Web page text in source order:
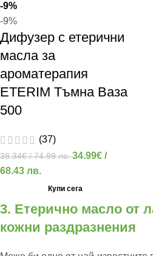
-9%
-9%
Дифузер с етерични
масла за
ароматерапия
ETERIM Тъмна Ваза
500
(37)
38.34€/ 74.99 лв.34.99€ /
68.43 лв.
Купи сега
3. Етерично масло от
кожни раздразнения